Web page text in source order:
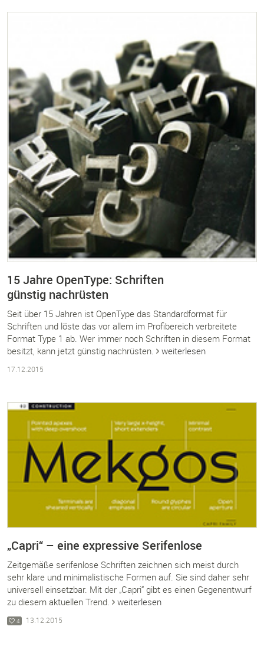
15 Jahre OpenType: Schriften
günstig nachrüsten
Seit über 15 Jahren ist OpenType das Standardformat für
Schriften und löste das vor allem im Profibereich verbreitete
Format Type 1 ab. Wer immer noch Schriften in diesem Format
besitzt, kann jetzt günstig nachrüsten.
weiterlesen
17.12.2015
„Capri“ – eine expressive Serifenlose
Zeitgemäße serifenlose Schriften zeichnen sich meist durch
sehr klare und minimalistische Formen auf. Sie sind daher sehr
universell einsetzbar. Mit der „Capri“ gibt es einen Gegenentwurf
zu diesem aktuellen Trend.
weiterlesen
4 13.12.2015